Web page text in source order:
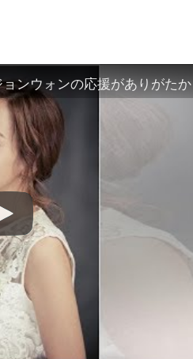
“会いたいでしょ？” Big News TV
演確定…“台本を見た瞬間惹かれた”
– 그리고 그려도 (Miss You In My Heart)
そうか」出演で話題 Big News TV